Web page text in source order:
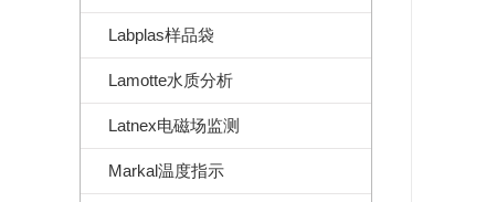
Labplas样品袋
Lamotte水质分析
Latnex电磁场监测
Markal温度指示